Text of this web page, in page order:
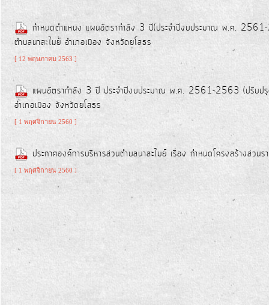
ท้อง
ถิ่น
ของ
แสดง
ความ
เห็น/
ร้อง
เรียน
กำหนดตำแหน่ง แผนอัตรากำลัง 3 ปี(ประจำปีงบประมาณ พ.ศ.
ตำบลนาสะไมย์ อำเภอเมือง จังหวัดยโสธร
[ 12 พฤษภาคม 2563 ]
แผนอัตรากำลัง 3 ปี ประจำปีงบประมาณ พ.ศ. 2561-2563 (ปรับปรุ
อำเภอเมือง จังหวัดยโสธร
[ 1 พฤศจิกายน 2560 ]
ประกาศองค์การบริหารส่วนตำบลนาสะไมย์ เรื่อง กำหนดโครงสร้างส่วน
[ 1 พฤศจิกายน 2560 ]